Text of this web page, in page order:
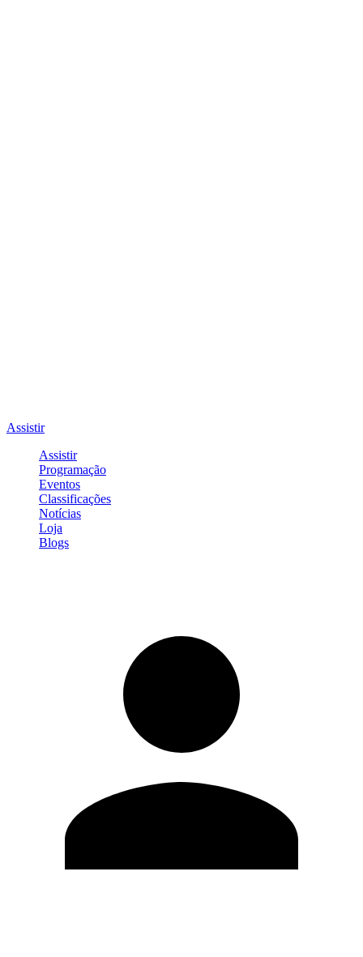
Assistir
Assistir
Programação
Eventos
Classificações
Notícias
Loja
Blogs